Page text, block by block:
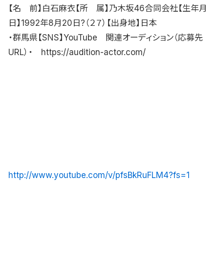
【名 前】白石麻衣【所 属】乃木坂46合同会社【生年月
日】1992年8月20日?（２７）【出身地】日本
・群馬県【SNS】YouTube 関連オーディション（応募先
URL）・ https://audition-actor.com/
http://www.youtube.com/v/pfsBkRuFLM4?fs=1